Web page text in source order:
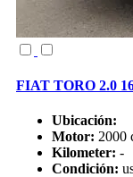
FIAT TORO 2.0
Ubicación:
Motor: 2000
Kilometer: -
Condición: